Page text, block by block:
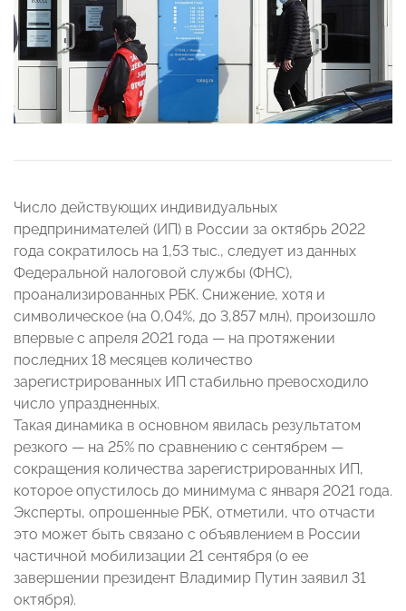
Число действующих индивидуальных
предпринимателей (ИП) в России за октябрь 2022
года сократилось на 1,53 тыс., следует из данных
Федеральной налоговой службы (ФНС),
проанализированных РБК. Снижение, хотя и
символическое (на 0,04%, до 3,857 млн), произошло
впервые с апреля 2021 года — на протяжении
последних 18 месяцев количество
зарегистрированных ИП стабильно превосходило
число упраздненных.
Такая динамика в основном явилась результатом
резкого — на 25% по сравнению с сентябрем —
сокращения количества зарегистрированных ИП,
которое опустилось до минимума с января 2021 года.
Эксперты, опрошенные РБК, отметили, что отчасти
это может быть связано с объявлением в России
частичной мобилизации 21 сентября (о ее
завершении президент Владимир Путин заявил 31
октября).